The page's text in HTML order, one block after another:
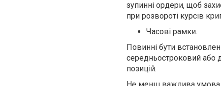
зупинні ордери, щоб
при розвороті курсів
Часові рамки.
Повинні бути
середньостроковий або
позицій.